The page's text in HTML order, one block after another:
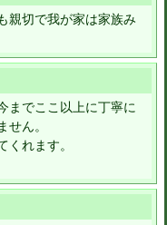
親切で我が家は家族み
までここ以上に丁寧に
ん。
くれます。